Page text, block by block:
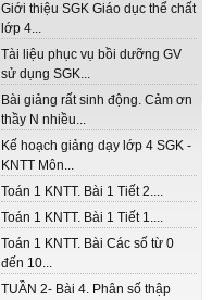
Giới thiệu SGK Giáo dục thể chất
lớp 4...
Tài liệu phục vụ bồi dưỡng GV
sử dụng SGK...
Bài giảng rất sinh động. Cảm ơn
thầy N nhiều...
Kế hoạch giảng dạy lớp 4 SGK -
KNTT Môn...
Toán 1 KNTT. Bài 1 Tiết 2....
Toán 1 KNTT. Bài 1 Tiết 1....
Toán 1 KNTT. Bài Các số từ 0
đến 10...
TUẦN 2- Bài 4. Phân số thập